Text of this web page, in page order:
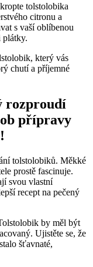
tolstolobika
citronu a
s vaší oblíbenou
plátky.
který vás
chutí a příjemné
rozproudí
přípravy
tolstolobiků. Měkké
prostě fascinuje.
svou vlastní
recept na pečený
by měl být
Ujistěte se, že
šťavnaté,